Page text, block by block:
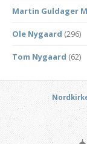
Martin Guldager
Ole Nygaard (296)
Tom Nygaard (62)